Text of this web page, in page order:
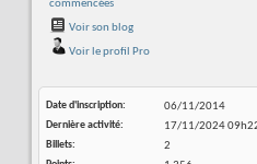
commencées
Voir son blog
Voir le profil Pro
Date d'inscription
06/11/2014
Dernière activité
17/11/2024
Billets
2